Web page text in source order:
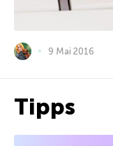
9 Mai 2016
Tipps